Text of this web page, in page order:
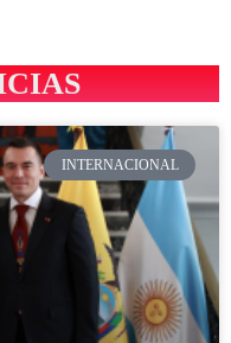
INTERNACIONAL